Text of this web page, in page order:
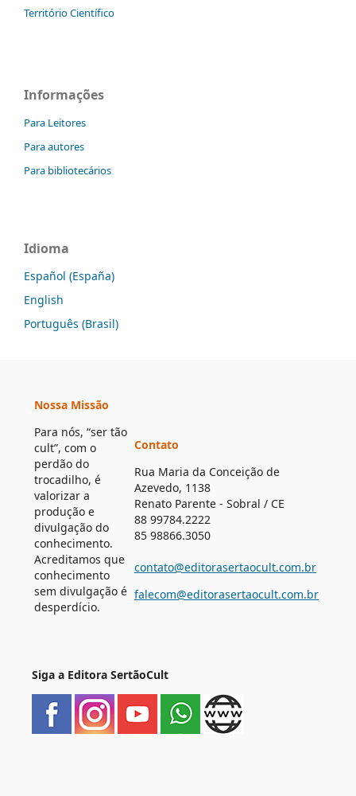
Território Científico
Informações
Para Leitores
Para autores
Para bibliotecários
Idioma
Español (España)
English
Português (Brasil)
Nossa Missão
Para nós, “ser tão
cult”, com o
perdão do
trocadilho, é
valorizar a
produção e
divulgação do
conhecimento.
Acreditamos que
conhecimento
sem divulgação é
desperdício.
Contato
Rua Maria da Conceição de
Azevedo, 1138
Renato Parente - Sobral / CE
88 99784.2222
85 98866.3050
contato@editorasertaocult.com.br
falecom@editorasertaocult.com.br
Siga a Editora SertãoCult